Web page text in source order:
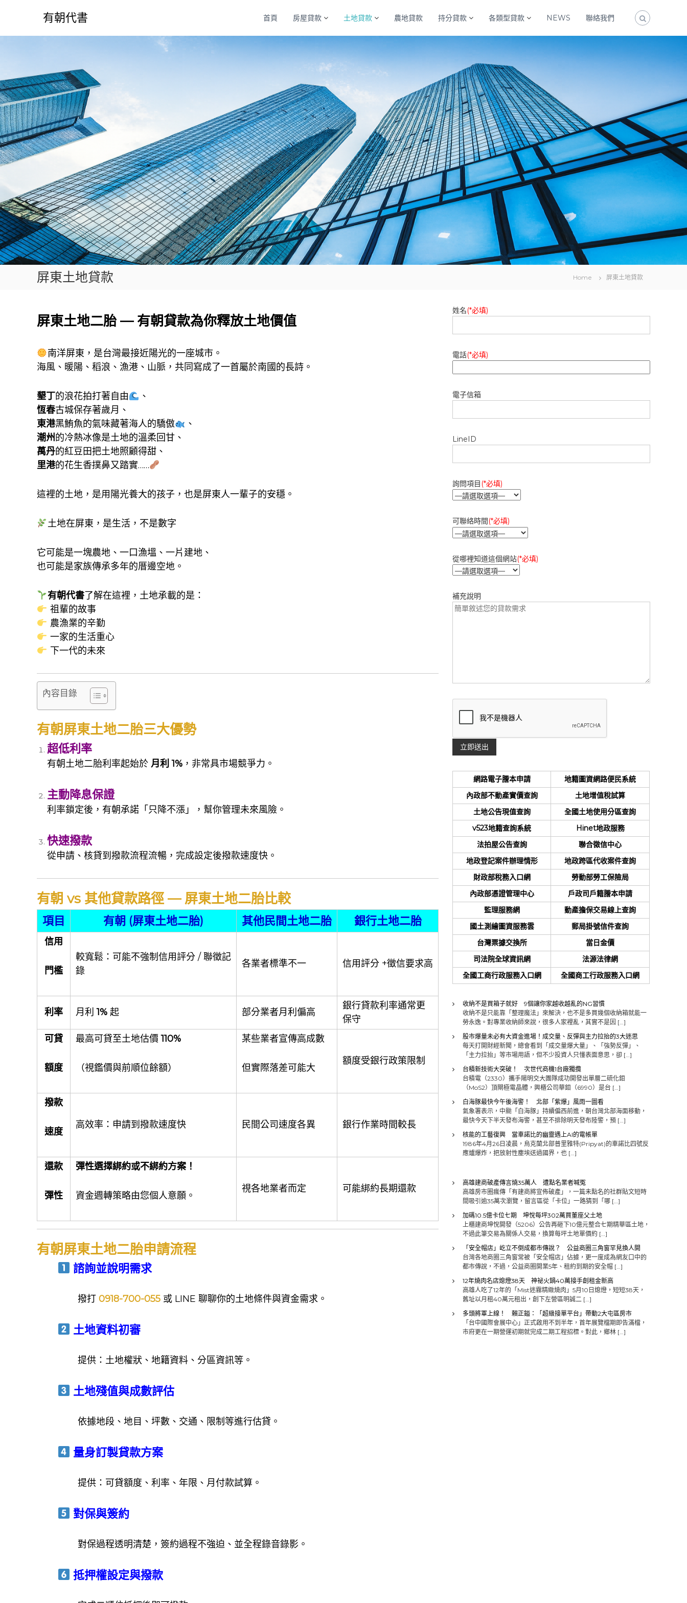
p
o
n
t
e
n
t
有朝代書 首頁 房屋貸款 土地貸款 農地貸款 持分貸款 各類型貸款 NEWS 聯絡我們
屏東土地貸款 Home 屏東土地貸款
屏東土地二胎 — 有朝貸款為你釋放土地價值
南洋屏東，是台灣最接近陽光的一座城市。
海風、暖陽、稻浪、漁港、山脈，共同寫成了一首屬於南國的長詩。
墾丁的浪花拍打著自由
、
恆春古城保存著歲月、
東港黑鮪魚的氣味藏著海人的驕傲
、
潮州的冷熱冰像是土地的溫柔回甘、
萬丹的紅豆田把土地照顧得甜、
里港的花生香撲鼻又踏實……
這裡的土地，是用陽光養大的孩子，也是屏東人一輩子的安穩。
土地在屏東，是生活，不是數字
它可能是一塊農地、一口漁塭、一片建地、
也可能是家族傳承多年的厝邊空地。
有朝代書了解在這裡，土地承載的是：
祖輩的故事
農漁業的辛勤
一家的生活重心
下一代的未來
內容目錄
有朝屏東土地二胎三大優勢
超低利率
有朝土地二胎利率起始於 月利 1% ，非常具市場競爭力。
主動降息保證
利率鎖定後，有朝承諾「只降不漲」，幫你管理未來風險。
快速撥款
從申請、核貸到撥款流程流暢，完成設定後撥款速度快。
有朝 vs 其他貸款路徑 — 屏東土地二胎比較
項目 有朝 (屏東土地二胎) 其他民間土地二胎 銀行土地二胎
信用
門檻
較寬鬆：可能不強制信用評分 / 聯徵記
錄
各業者標準不一 信用評分 +徵信要求高
利率 月利1% 起 部分業者月利偏高
銀行貸款利率通常更
保守
可貸
額度
最高可貸至土地估價110%
（視鑑價與前順位餘額）
某些業者宣傳高成數
但實際落差可能大
額度受銀行政策限制
撥款
速度
高效率：申請到撥款速度快 民間公司速度各異 銀行作業時間較長
還款
彈性
彈性選擇綁約或不綁約方案！
資金週轉策略由您個人意願。
視各地業者而定 可能綁約長期還款
有朝屏東土地二胎申請流程
諮詢並說明需求
撥打 0918-700-055 或 LINE 聊聊你的土地條件與資金需求。
土地資料初審
提供：土地權狀、地籍資料、分區資訊等。
土地殘值與成數評估
依據地段、地目、坪數、交通、限制等進行估貸。
量身訂製貸款方案
提供：可貸額度、利率、年限、月付款試算。
對保與簽約
對保過程透明清楚，簽約過程不強迫、並全程錄音錄影。
抵押權設定與撥款
姓名(*必填)
電話(*必填)
電子信箱
LineID
詢問項目 (*必填)
可聯絡時間 (*必填)
從哪裡知道這個網站(*必填)
補充說明
網路電子謄本申請
地籍圖資網路便民系統
內政部不動產實價查詢
土地增值稅試算
土地公告現值查詢
全國土地使用分區查詢
v523地籍查詢系統
Hinet地政服務
法拍屋公告查詢
聯合徵信中心
地政登記案件辦理情形
地政跨區代收案件查詢
財政部稅務入口網
勞動部勞工保險局
內政部憑證管理中心
戶政司戶籍謄本申請
監理服務網
動產擔保交易線上查詢
國土測繪圖資服務雲
郵局掛號信件查詢
台灣票據交換所
當日金價
司法院全球資訊網
法源法律網
全國工商行政服務入口網
全國商工行政服務入口網
收納不是買箱子就好 9個讓你家越收越亂的NG習慣
收納不是只能靠「整理魔法」來解決，也不是多買幾個收納箱就能一
勞永逸。對專業收納師來說，很多人家裡亂，其實不是因 […]
股市爆量未必有大資金進場！成交量、反彈與主力拉抬的3大迷思
每天打開財經新聞，總會看到「成交量爆大量」、「強勢反彈」、
「主力拉抬」等市場用語，但不少投資人只懂表面意思，卻 […]
台積新技術大突破！ 次世代商機1台廠獨攬
台積電（2330）攜手陽明交大團隊成功開發出單層二硫化鉬
（MoS2）頂閘極電晶體，興櫃公司華鉬（6990）是台 […]
白海豚最快今午後海警！ 北部「紫爆」風雨一圖看
氣象署表示，中颱「白海豚」持續偏西前進，朝台灣北部海面移動，
最快今天下半天發布海警，甚至不排除明天發布陸警，預 […]
核能的工藝復興 當車諾比的幽靈遇上AI的電帳單
1986年4月26日凌晨，烏克蘭北部普里雅特(Pripyat)的車諾比四號反
應爐爆炸，把放射性塵埃送過國界，也 […]
高雄建商破產傳言燒35萬人 遭點名業者喊冤
高雄房市圈瘋傳「有建商將宣佈破產」，一篇未點名的社群貼文短時
間吸引逾35萬次瀏覽，留言區從「卡位」一路猜到「哪 […]
加碼10.5億卡位七期 坤悅每坪302萬買董座父土地
上櫃建商坤悅開發（5206）公告再砸下10億元整合七期精華區土地，
不過此筆交易為關係人交易，換算每坪土地單價約 […]
「安全帽店」屹立不倒成都市傳說？ 公益商圈三角窗罕見換人開
台灣各地商圈三角窗常被「安全帽店」佔據，更一度成為網友口中的
都市傳說，不過，公益商圈開業5年、租約到期的安全帽 […]
12年燒肉名店熄燈38天 神祕火鍋40萬接手創租金新高
高雄人吃了12年的「Mist迷霧精緻燒肉」5月10日熄燈，短短38天，
舊址以月租40萬元租出，創下左營區明誠二 […]
多頭將軍上線！ 賴正鎰：「超級接單平台」帶動2大屯區房市
「台中國際會展中心」正式啟用不到半年，首年展覽檔期即告滿檔，
市府更在一期營運初期就完成二期工程招標。對此，鄉林 […]